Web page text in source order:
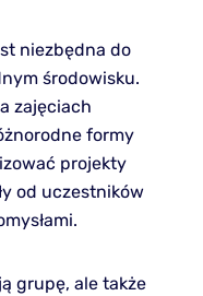
niezbędna do
środowisku.
zajęciach
formy
projekty
od uczestników
grupę, ale także